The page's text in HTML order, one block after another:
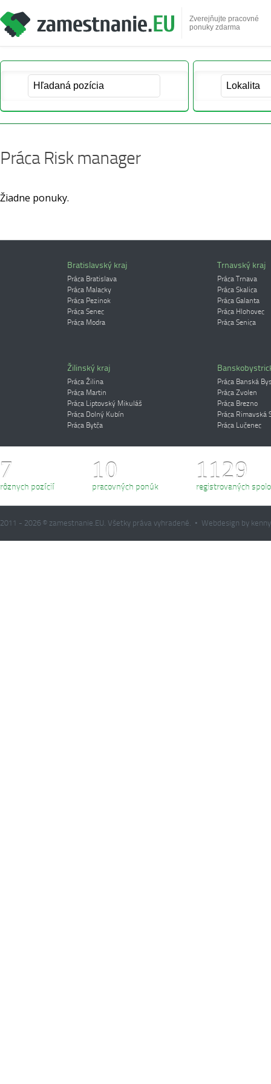
Zverejňujte pracovné
ponuky zdarma
Práca Risk manager
Žiadne ponuky.
Bratislavský kraj
Práca Bratislava
Práca Malacky
Práca Pezinok
Práca Senec
Práca Modra
Trnavský kraj
Práca Trnava
Práca Skalica
Práca Galanta
Práca Hlohovec
Práca Senica
Žilinský kraj
Práca Žilina
Práca Martin
Práca Liptovský Mikuláš
Práca Dolný Kubín
Práca Bytča
Práca Banská
Práca Zvolen
Práca Brezno
Práca Rimavská
Práca Lučenec
7
rôznych pozícií
10
pracovných ponúk
1129
registrovaných
2011 - 2026 © zamestnanie.EU. Všetky práva vyhradené. • Webdesign by